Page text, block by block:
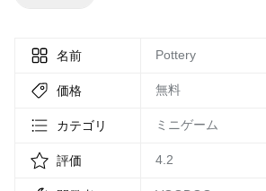
LINE無料スタンプ
名前 Pottery
価格 無料
カテゴリ ミニゲーム
評価 4.2